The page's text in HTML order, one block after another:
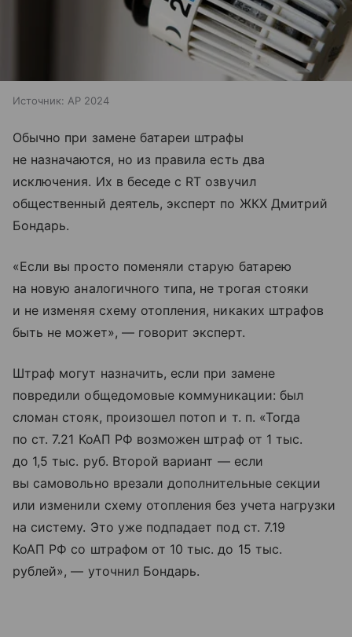
Источник: AP 2024
Обычно при замене батареи штрафы
не назначаются, но из правила есть два
исключения. Их в беседе с RT озвучил
общественный деятель, эксперт по ЖКХ Дмитрий
Бондарь.
«Если вы просто поменяли старую батарею
на новую аналогичного типа, не трогая стояки
и не изменяя схему отопления, никаких штрафов
быть не может», — говорит эксперт.
Штраф могут назначить, если при замене
повредили общедомовые коммуникации: был
сломан стояк, произошел потоп и т. п. «Тогда
по ст. 7.21 КоАП РФ возможен штраф от 1 тыс.
до 1,5 тыс. руб. Второй вариант — если
вы самовольно врезали дополнительные секции
или изменили схему отопления без учета нагрузки
на систему. Это уже подпадает под ст. 7.19
КоАП РФ со штрафом от 10 тыс. до 15 тыс.
рублей», — уточнил Бондарь.